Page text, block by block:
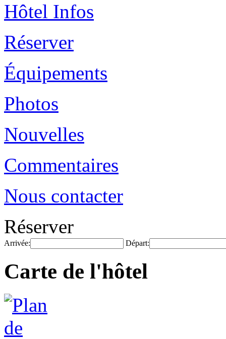
Hôtel Infos
Réserver
Équipements
Photos
Nouvelles
Commentaires
Nous contacter
Réserver
Arrivée: Départ:
Carte de l'hôtel